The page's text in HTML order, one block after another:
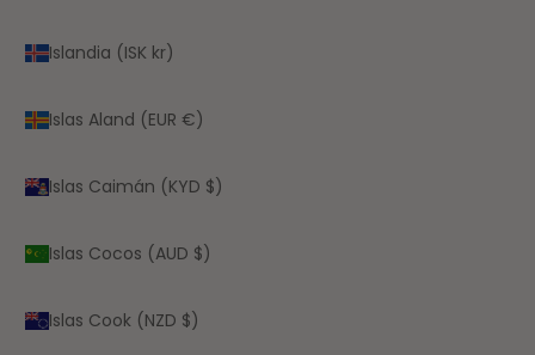
Islandia (ISK kr)
Islas Aland (EUR €)
Islas Caimán (KYD $)
Islas Cocos (AUD $)
Islas Cook (NZD $)